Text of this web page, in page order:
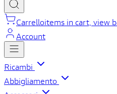
Carrelloitems in cart, view
Account
Ricambi
Abbigliamento